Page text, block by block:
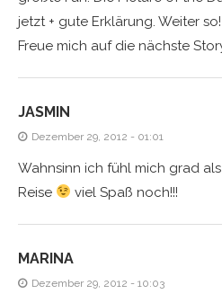
jetzt + gute Erklärung. Weiter so!
Freue mich auf die nächste
JASMIN
Dezember 29, 2012 - 01:01
Wahnsinn ich fühl mich grad
Reise
viel Spaß noch!!!
MARINA
Dezember 29, 2012 - 10:03